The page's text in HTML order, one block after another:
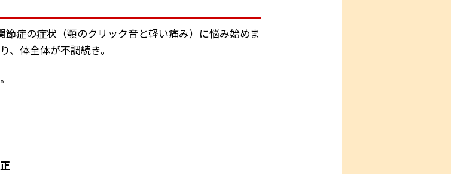
症の症状（顎のクリック音と軽い痛み）に悩み始めま
、体全体が不調続き。